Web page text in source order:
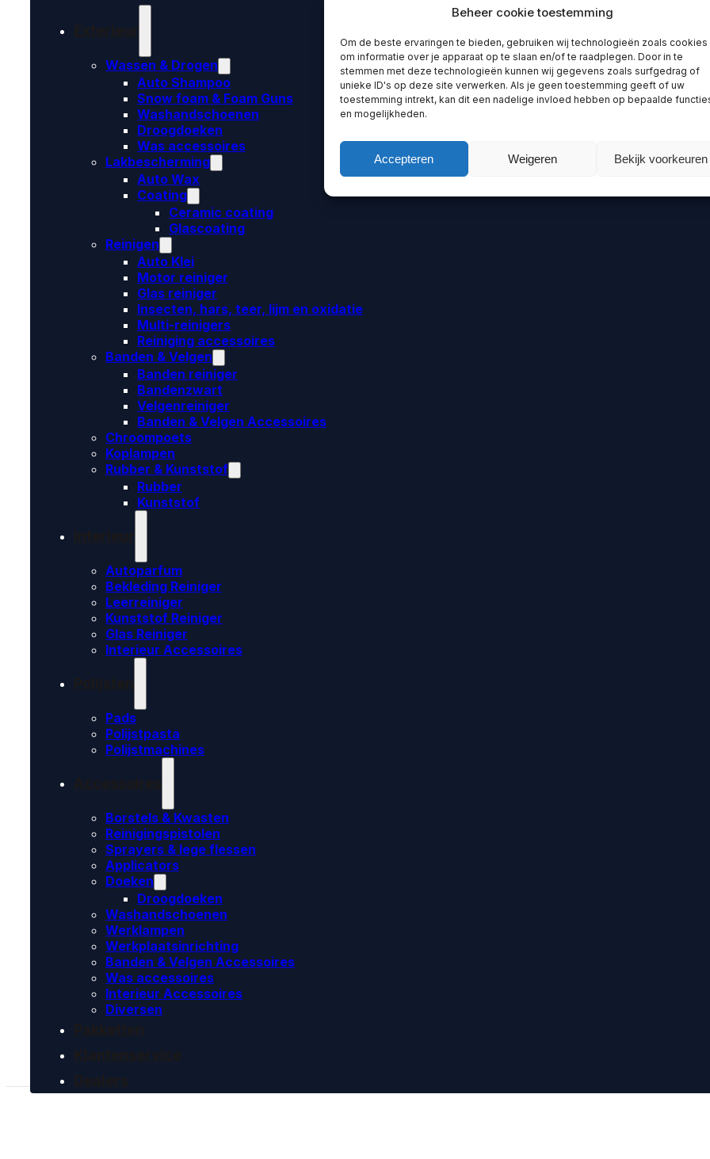
Beheer cookie toestemming
Om de beste ervaringen te bieden, gebruiken wij technologieën zoals cookies
om informatie over je apparaat op te slaan en/of te raadplegen. Door in te
stemmen met deze technologieën kunnen wij gegevens zoals surfgedrag of
unieke ID's op deze site verwerken. Als je geen toestemming geeft of uw
toestemming intrekt, kan dit een nadelige invloed hebben op bepaalde
en mogelijkheden.
Accepteren Weigeren Bekijk voorkeuren
Wassen & Drogen
Auto Shampoo
Snow foam & Foam Guns
Washandschoenen
Droogdoeken
Was accessoires
Lakbescherming
Auto Wax
Coating
Ceramic coating
Glascoating
Reinigen
Auto Klei
Motor reiniger
Glas reiniger
Insecten, hars, teer, lijm en oxidatie
Multi-reinigers
Reiniging accessoires
Banden & Velgen
Banden reiniger
Bandenzwart
Velgenreiniger
Banden & Velgen Accessoires
Chroompoets
Koplampen
Rubber & Kunststof
Rubber
Kunststof
Autoparfum
Bekleding Reiniger
Leerreiniger
Kunststof Reiniger
Glas Reiniger
Interieur Accessoires
Pads
Polijstpasta
Polijstmachines
Borstels & Kwasten
Reinigingspistolen
Sprayers & lege flessen
Applicators
Doeken
Droogdoeken
Washandschoenen
Werklampen
Werkplaatsinrichting
Banden & Velgen Accessoires
Was accessoires
Interieur Accessoires
Diversen